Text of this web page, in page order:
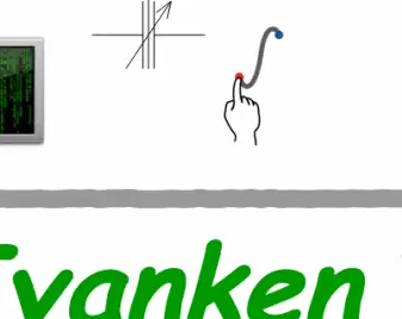
雨が降り出す前に通知
スピーカーとライン通知
GOOGLE HOME音声コマンド
GOOGLE HOME音声コマンド
ンを起動する
室温上昇（30℃）でLINE通知